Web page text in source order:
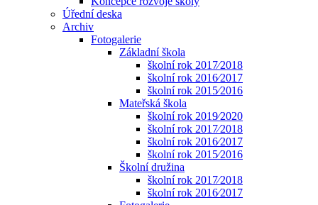
Úřední deska
Archiv
Fotogalerie
Základní škola
školní rok 2017⁄2018
školní rok 2016⁄2017
školní rok 2015⁄2016
Mateřská škola
školní rok 2019⁄2020
školní rok 2017⁄2018
školní rok 2016⁄2017
školní rok 2015⁄2016
Školní družina
školní rok 2017⁄2018
školní rok 2016⁄2017